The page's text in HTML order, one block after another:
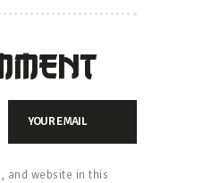
and website in this